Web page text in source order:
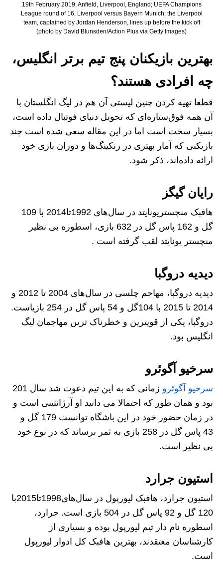
19th February 2019, Anfield, Liverpool, England; UEFA Champions
League round of 16, Liverpool versus Bayern Munich; the Liverpool
team, captained by Jordan Henderson, lines up before the kick off
(photo by David Blunsden/Action Plus via Getty Images)
بهترین بازیکنان پنج تیم برتر انگلیس،
چه افرادی هستند؟
قطعا تهیه کردن چنین لیستی آن هم در لیگ انگلستان با
آن همه فوق‌ستاره‌ای که تحویل دنیای فوتبال داده است،
بسیار سخت است اما در این مقاله سعی شده است چند
بازیکنی که آمار بهتری در رنکینگ‌ها و دوران بازی خود
ارائه داده‌اند، ذکر شود.
رایان گیگز
هافبک منچستریونایتد در سال‌های 1992تا2014 با 109
گل و 162 پاس گل در 632 بازی، اسطوره‌ بی نظیر
منچستر یونایتد لقب گرفته است .
دیدیه دروگبا
دیدیه دروگبا، مهاجم چلسی در سال‌های 2004 تا 2012 و
2014 تا 2015 با 104گل و 54 پاس گل در 254 بازیاست.
دروگبا، یکی از قویترین و خطرناک ترین مهاجمان لیگ
انگلیس بود.
سرخیو آگوئرو
سرخیو آگوئرو
زمانی که به این تیم دعوت شد سال 201
بود و همان طور که احتمالا می دانید او آرژانتینی است و
در زمان حضور خود در این باشگاه توانست 179 گل و
43 پاس گل در 258 بازی به ثمر برساند که در نوع خود
بی نظیر است.
استیون جرارد
استیون جرارد، هافبک لیورپول در سال‌های1998تا2015با
120 گل و 92 پاس گل در 504 بازی است. جرارد،
اسطوره‌ نام دار تیم لیورپول بوده و بسیاری از
کارشناسان معتقدند، بهترین هافبک کل ادوار لیورپول
است.